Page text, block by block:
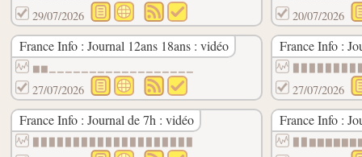
29/07/2026 20/07/2026
France Info : Journal 12ans 18ans : vidéo
▆▆▁▁▁▁▁▁▁▁▁▁▁▁▁▁▁▁▁▁
27/07/2026
France Info :
27/07/2026
France Info : Journal de 7h : vidéo France Info :